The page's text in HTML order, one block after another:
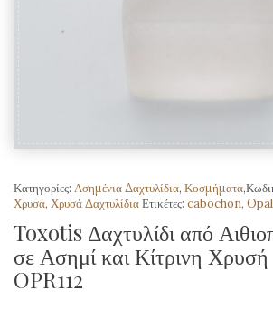
Κατηγορίες: Ασημένια Δαχτυλίδια, Κοσμήματα,
Χρυσά, Χρυσά ΔαχτυλίδιαΕτικέτες: cabochon, Opal
Toxotis Δαχτυλίδι από
σε Ασημί και Κίτρινη Χρυσή
OPR112